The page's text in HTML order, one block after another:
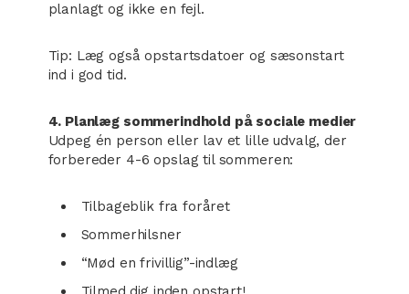
planlagt og ikke en fejl.
Tip: Læg også opstartsdatoer og sæsonstart
ind i god tid.
4. Planlæg sommerindhold på sociale medier
Udpeg én person eller lav et lille udvalg, der
forbereder 4-6 opslag til sommeren:
Tilbageblik fra foråret
Sommerhilsner
“Mød en frivillig”-indlæg